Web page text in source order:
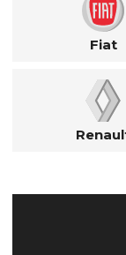
Fiat